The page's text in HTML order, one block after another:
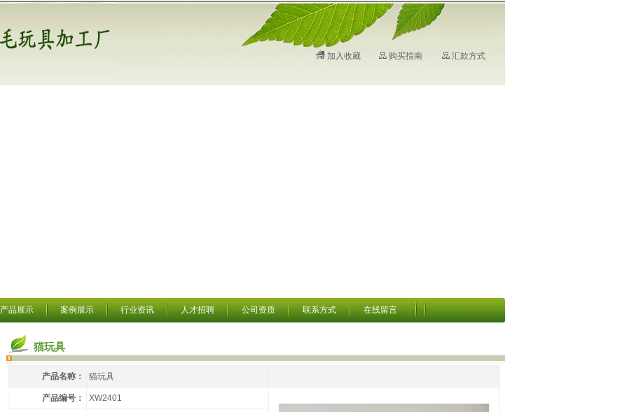
加入收藏 购买指南 汇款方式
产品展示 案例展示 行业资讯 人才招聘 公司资质 联系方式 在线留言
猫玩具
产品名称： 猫玩具
产品编号： XW2401